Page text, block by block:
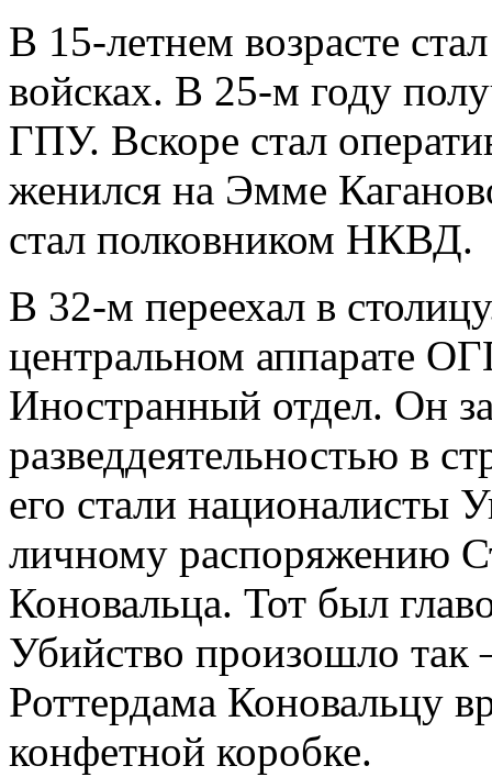
В 15-летнем возрасте
войсках. В 25-м году
ГПУ. Вскоре стал
женился на Эмме
стал полковником НКВД.
В 32-м переехал в
центральном аппарате
Иностранный отдел. Он
разведдеятельностью в
его стали националисты
личному распоряжению
Коновальца. Тот был
Убийство произошло
Роттердама Коновальцу
конфетной коробке.